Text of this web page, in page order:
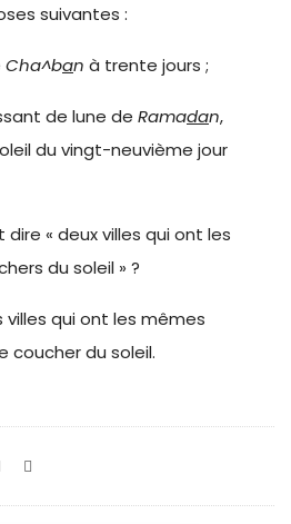
suivantes :
Cha^ban à trente jours ;
de lune de Ramadan,
du vingt-neuvième jour
dire « deux villes qui ont les
du soleil » ?
villes qui ont les mêmes
coucher du soleil.